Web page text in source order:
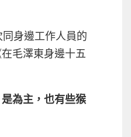
身邊工作人員的
毛澤東身邊十五
為主，也有些猴